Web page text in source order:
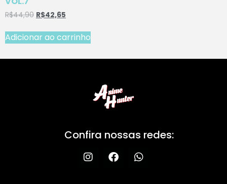
R$44,90 R$42,65
Adicionar ao carrinho
Confira nossas redes: